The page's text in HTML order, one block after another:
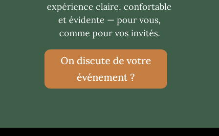
expérience claire, confortable
et évidente — pour vous,
comme pour vos invités.
On discute de votre
événement ?